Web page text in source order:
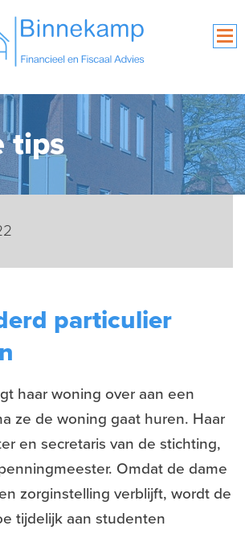
tips
particulier
haar woning over aan een
ze de woning gaat huren. Haar
en secretaris van de stichting,
Omdat de dame
zorginstelling verblijft, wordt de
tijdelijk aan studenten